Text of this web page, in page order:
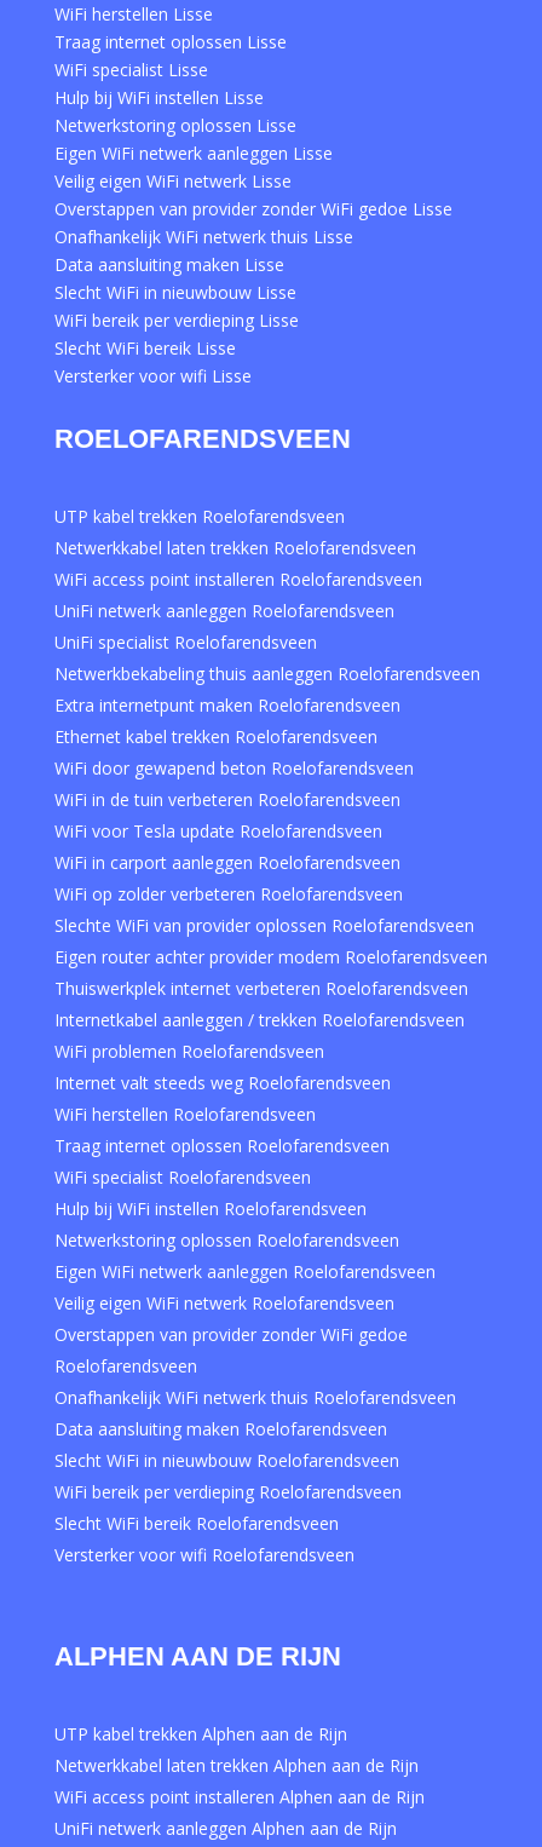
WiFi herstellen Lisse
Traag internet oplossen Lisse
WiFi specialist Lisse
Hulp bij WiFi instellen Lisse
Netwerkstoring oplossen Lisse
Eigen WiFi netwerk aanleggen Lisse
Veilig eigen WiFi netwerk Lisse
Overstappen van provider zonder WiFi gedoe Lisse
Onafhankelijk WiFi netwerk thuis Lisse
Data aansluiting maken Lisse
Slecht WiFi in nieuwbouw Lisse
WiFi bereik per verdieping Lisse
Slecht WiFi bereik Lisse
Versterker voor wifi Lisse
ROELOFARENDSVEEN
UTP kabel trekken Roelofarendsveen
Netwerkkabel laten trekken Roelofarendsveen
WiFi access point installeren Roelofarendsveen
UniFi netwerk aanleggen Roelofarendsveen
UniFi specialist Roelofarendsveen
Netwerkbekabeling thuis aanleggen Roelofarendsveen
Extra internetpunt maken Roelofarendsveen
Ethernet kabel trekken Roelofarendsveen
WiFi door gewapend beton Roelofarendsveen
WiFi in de tuin verbeteren Roelofarendsveen
WiFi voor Tesla update Roelofarendsveen
WiFi in carport aanleggen Roelofarendsveen
WiFi op zolder verbeteren Roelofarendsveen
Slechte WiFi van provider oplossen Roelofarendsveen
Eigen router achter provider modem Roelofarendsveen
Thuiswerkplek internet verbeteren Roelofarendsveen
Internetkabel aanleggen / trekken Roelofarendsveen
WiFi problemen Roelofarendsveen
Internet valt steeds weg Roelofarendsveen
WiFi herstellen Roelofarendsveen
Traag internet oplossen Roelofarendsveen
WiFi specialist Roelofarendsveen
Hulp bij WiFi instellen Roelofarendsveen
Netwerkstoring oplossen Roelofarendsveen
Eigen WiFi netwerk aanleggen Roelofarendsveen
Veilig eigen WiFi netwerk Roelofarendsveen
Overstappen van provider zonder WiFi gedoe
Roelofarendsveen
Onafhankelijk WiFi netwerk thuis Roelofarendsveen
Data aansluiting maken Roelofarendsveen
Slecht WiFi in nieuwbouw Roelofarendsveen
WiFi bereik per verdieping Roelofarendsveen
Slecht WiFi bereik Roelofarendsveen
Versterker voor wifi Roelofarendsveen
ALPHEN AAN DE RIJN
UTP kabel trekken Alphen aan de Rijn
Netwerkkabel laten trekken Alphen aan de Rijn
WiFi access point installeren Alphen aan de Rijn
UniFi netwerk aanleggen Alphen aan de Rijn